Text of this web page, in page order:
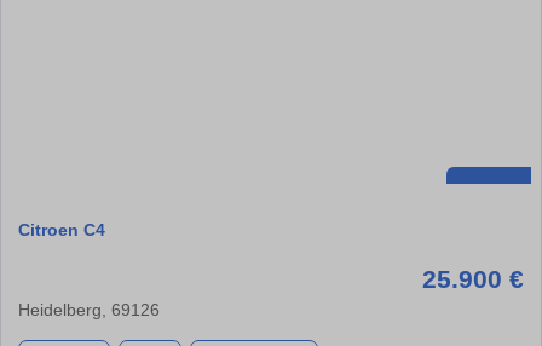
Citroen C4
25.900 €
Heidelberg, 69126